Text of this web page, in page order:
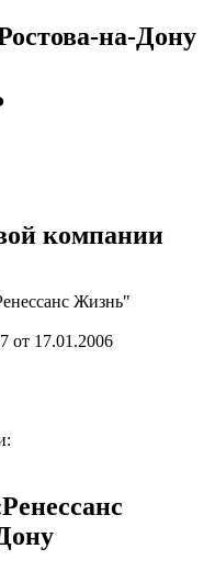
на-Дону
компании
Жизнь"
17.01.2006